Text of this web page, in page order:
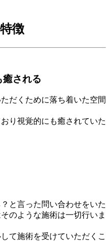
徴
癒される
だくために落ち着いた空間
り視覚的にも癒されていた
と言った問い合わせをいた
のような施術は一切行いま
て施術を受けていただくこ